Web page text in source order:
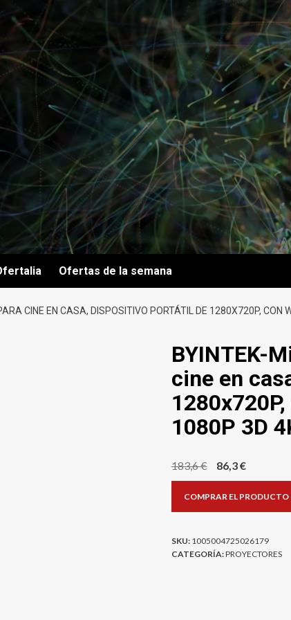
Ofertas de la semana
CINE EN CASA, DISPOSITIVO PORTÁTIL DE 1280X720P, CON
BYINTEK-
cine en
1080P 3D
183,6€
El
precio
original
86,3€El
precio
actual
COMPRAR EL PRODUCTO
SKU: 1005004725026179
CATEGORÍA:PROYECTORES